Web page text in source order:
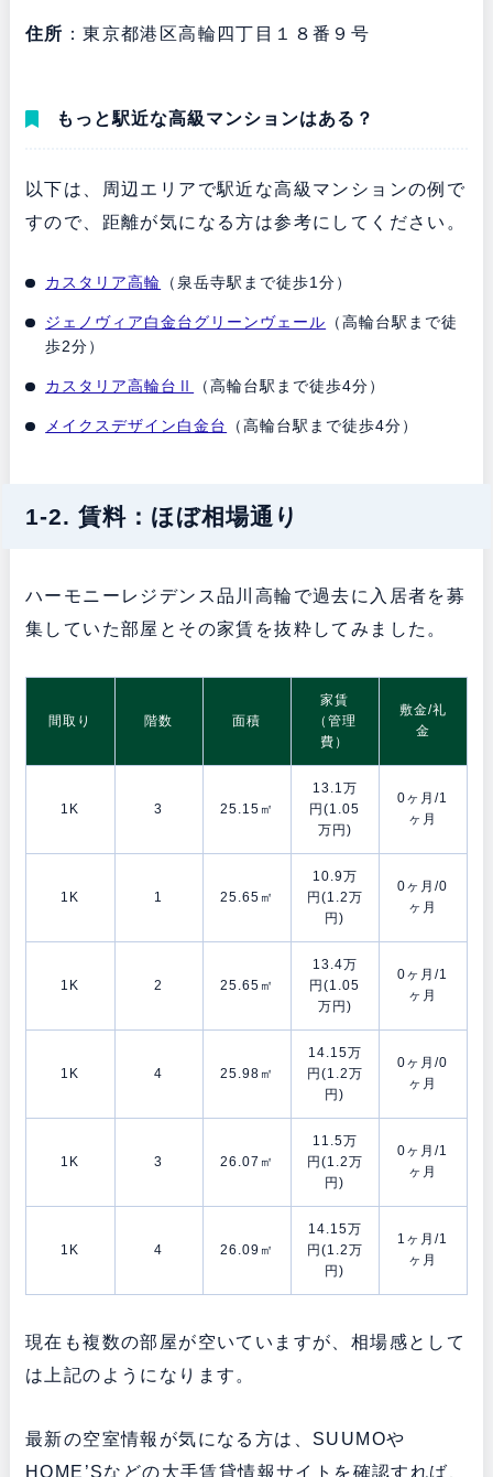
住所 ：東京都港区高輪四丁目１８番９号
もっと駅近な高級マンションはある？
以下は、周辺エリアで駅近な高級マンションの例で
すので、距離が気になる方は参考にしてください。
カスタリア高輪 （泉岳寺駅まで徒歩1分）
ジェノヴィア白金台グリーンヴェール （高輪台駅まで徒
歩2分）
カスタリア高輪台Ⅱ （高輪台駅まで徒歩4分）
メイクスデザイン白金台 （高輪台駅まで徒歩4分）
1-2. 賃料：ほぼ相場通り
ハーモニーレジデンス品川高輪で過去に入居者を募
集していた部屋とその家賃を抜粋してみました。
間取り 階数 面積
家賃
（管理
費）
敷金/礼
金
1K 3 25.15㎡
13.1万
円(1.05
万円)
0ヶ月/1
ヶ月
1K 1 25.65㎡
10.9万
円(1.2万
円)
0ヶ月/0
ヶ月
1K 2 25.65㎡
13.4万
円(1.05
万円)
0ヶ月/1
ヶ月
1K 4 25.98㎡
14.15万
円(1.2万
円)
0ヶ月/0
ヶ月
1K 3 26.07㎡
11.5万
円(1.2万
円)
0ヶ月/1
ヶ月
1K 4 26.09㎡
14.15万
円(1.2万
円)
1ヶ月/1
ヶ月
現在も複数の部屋が空いていますが、相場感として
は上記のようになります。
最新の空室情報が気になる方は、SUUMOや
HOME’Sなどの大手賃貸情報サイトを確認すれば、